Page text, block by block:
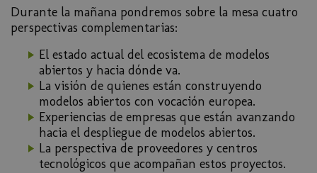
Durante la mañana pondremos sobre la mesa cuatro
perspectivas complementarias:
El estado actual del ecosistema de modelos
abiertos y hacia dónde va.
La visión de quienes están construyendo
modelos abiertos con vocación europea.
Experiencias de empresas que están avanzando
hacia el despliegue de modelos abiertos.
La perspectiva de proveedores y centros
tecnológicos que acompañan estos proyectos.